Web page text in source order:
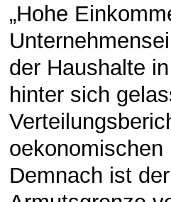
„Hohe
der Haushalte
hinter sich
Demnach ist